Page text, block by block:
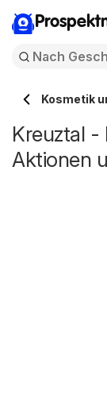
Kosmetik
Kreuztal -
Aktionen